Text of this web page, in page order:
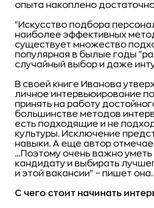
опыта накоплено
"Искусство подбора
наиболее эффективных
существует множество
популярная в былые годы
случайный выбор и даже
В своей книге Иванова
личное интервьюирование
принять на работу
большинстве методов
есть подходящие и не
культуры. Исключение
навыки. А еще автор
…Поэтому очень важно уметь
кандидату и выбирать
и этой вакансии" – пишет она.
С чего стоит начинать